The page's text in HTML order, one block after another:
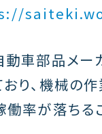
動車部品メー
おり、機械の
働率が落ちる